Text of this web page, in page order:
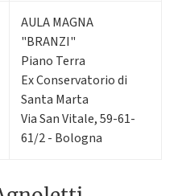
AULA MAGNA
"BRANZI"
Piano Terra
Ex Conservatorio di
Santa Marta
Via San Vitale, 59-61-
61/2 - Bologna